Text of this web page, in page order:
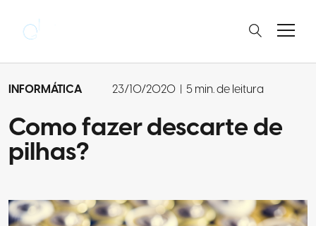
INFORMÁTICA 23/10/2020 | 5 min. de leitura
Como fazer descarte de
pilhas?